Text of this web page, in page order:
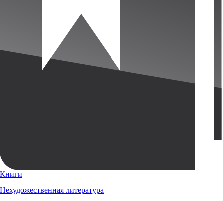
Книги
Нехудожественная литература